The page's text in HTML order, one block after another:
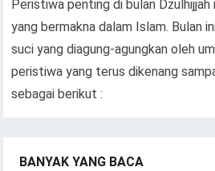
Peristiwa penting di bulan Dzulhijjah
yang bermakna dalam Islam. Bulan
suci yang diagung-agungkan oleh
peristiwa yang terus dikenang
sebagai berikut :
BANYAK YANG BACA